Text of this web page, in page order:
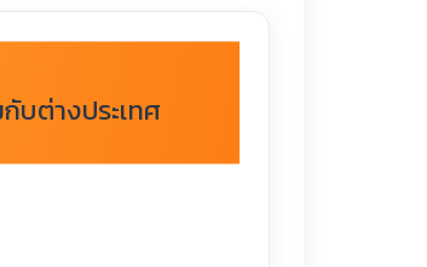
บต่างประเทศ